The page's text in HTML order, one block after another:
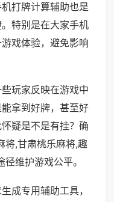
打牌计算辅助也是
特别是在大家手机
戏体验，避免影响
玩家反映在游戏中
拿到好牌，甚至好
疑是不是有挂？确
将,甘肃桃乐麻将,趣
维护游戏公平。
成专用辅助工具，